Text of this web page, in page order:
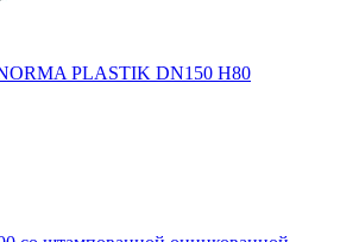
PLASTIK DN150 H80